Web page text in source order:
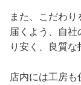
また、こだわ
届くよう、自
り安く、良質な
店内には工房